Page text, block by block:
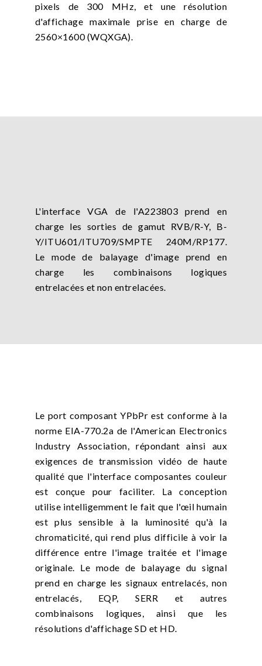
pixels de 300 MHz, et une résolution
d'affichage maximale prise en charge de
2560×1600 (WQXGA).
L'interface VGA de l'A223803 prend en
charge les sorties de gamut RVB/R-Y, B-
Y/ITU601/ITU709/SMPTE 240M/RP177.
Le mode de balayage d'image prend en
charge les combinaisons logiques
entrelacées et non entrelacées.
Le port composant YPbPr est conforme à la
norme EIA-770.2a de l'American Electronics
Industry Association, répondant ainsi aux
exigences de transmission vidéo de haute
qualité que l'interface composantes couleur
est conçue pour faciliter. La conception
utilise intelligemment le fait que l'œil humain
est plus sensible à la luminosité qu'à la
chromaticité, qui rend plus difficile à voir la
différence entre l'image traitée et l'image
originale. Le mode de balayage du signal
prend en charge les signaux entrelacés, non
entrelacés, EQP, SERR et autres
combinaisons logiques, ainsi que les
résolutions d'affichage SD et HD.